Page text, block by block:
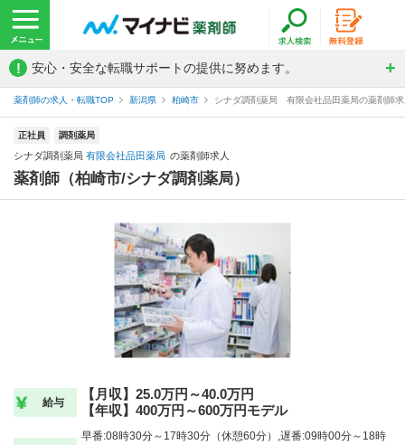
! 安心・安全な転職サポートの提供に努めます。
薬剤師の求人・転職TOP 新潟県 柏崎市 シナダ調剤薬局 有限会社品田薬局の薬剤師
正社員 調剤薬局
シナダ調剤薬局 有限会社品田薬局 の薬剤師求人
薬剤師（柏崎市/シナダ調剤薬局）
給与
【月収】25.0万円～40.0万円
【年収】400万円～600万円モデル
早番:08時30分～17時30分（休憩60分）,遅番:09時00分～18時